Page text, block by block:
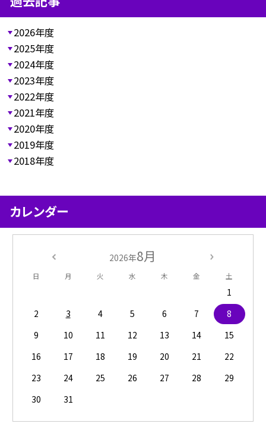
2026年度
2025年度
2024年度
2023年度
2022年度
2021年度
2020年度
2019年度
2018年度
カレンダー
2026年8月
日 月 火 水 木 金 土
1
2
3 4 5 6 7
8
9
10 11 12 13 14
15
16
17 18 19 20 21
22
23
24 25 26 27 28
29
30
31